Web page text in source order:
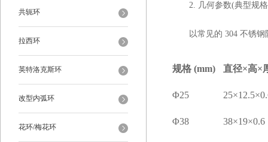
共轭环
拉西环
英特洛克斯环
改型内弧环
花环/梅花环
2. 几何参数(典型规
以常见的 304 不锈钢
规格 (mm) 直径×高×
Φ25
Φ38 38×19×0.6